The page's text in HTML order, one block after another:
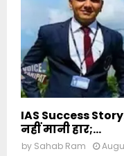
IAS Success
नहीं मानी हार;...
by Sahab Ram